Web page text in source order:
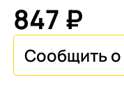
847 ₽